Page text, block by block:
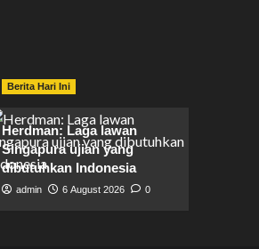
Berita Hari Ini
Herdman: Laga lawan
Singapura ujian yang
dibutuhkan Indonesia
admin 6 August 2026 0